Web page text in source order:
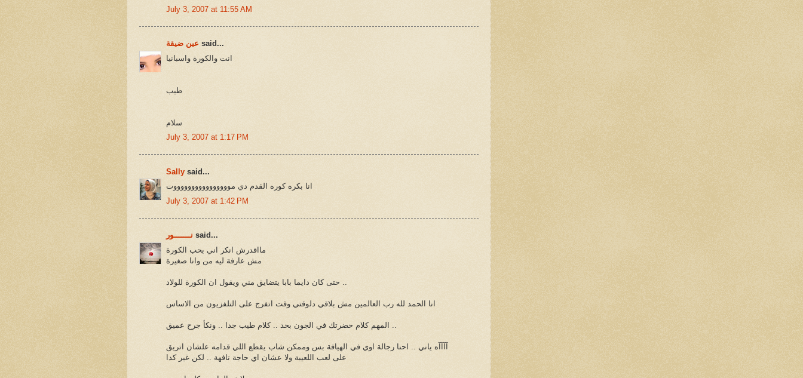
July 3, 2007 at 11:55 AM
عين ضيقة said...
انت والكورة واسبانيا
طيب
سلام
July 3, 2007 at 1:17 PM
Sally said...
انا بكره كوره القدم دي مووووووووووووووووت
July 3, 2007 at 1:42 PM
نـــــــور said...
مااقدرش انكر اني بحب الكورة
مش عارفة ليه من وانا صغيرة
انا الحمد لله رب العالمين مش بلاقي دلوقتي وقت اتفرج على التلفزيون من الاساس
آآآآه ياني .. احنا رجالة اوي في الهيافة بس وممكن شاب يقطع اللي قدامه علشان اتريق
على لعب اللعيبة ولا عشان اي حاجة تافهة .. لكن غير كدا